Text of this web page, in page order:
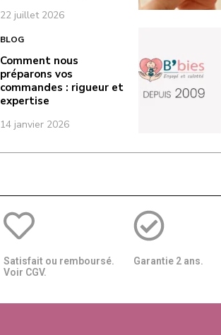
22 juillet 2026
BLOG
Comment nous
préparons vos
commandes : rigueur et
expertise
14 janvier 2026
Satisfait ou remboursé.
Voir CGV.
Garantie 2 ans.